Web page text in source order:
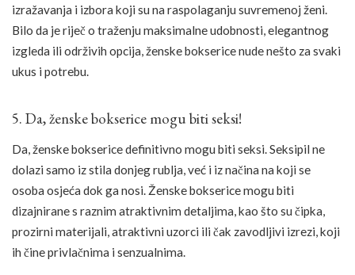
izražavanja i izbora koji su na raspolaganju suvremenoj ženi.
Bilo da je riječ o traženju maksimalne udobnosti, elegantnog
izgleda ili održivih opcija, ženske bokserice nude nešto za svaki
ukus i potrebu.
5. Da, ženske bokserice mogu biti seksi!
Da, ženske bokserice definitivno mogu biti seksi. Seksipil ne
dolazi samo iz stila donjeg rublja, već i iz načina na koji se
osoba osjeća dok ga nosi. Ženske bokserice mogu biti
dizajnirane s raznim atraktivnim detaljima, kao što su čipka,
prozirni materijali, atraktivni uzorci ili čak zavodljivi izrezi, koji
ih čine privlačnima i senzualnima.